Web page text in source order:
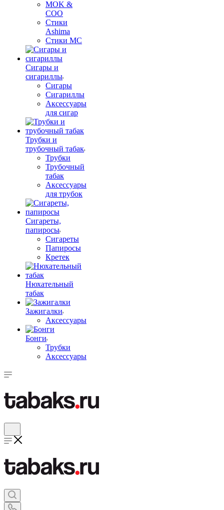
MOK &
COO
Стики
Ashima
Стики MC
Сигары и
сигариллы
Сигары
Сигариллы
Аксессуары
для сигар
Трубки и
трубочный табак
Трубки
Трубочный
табак
Аксессуары
для трубок
Сигареты,
папиросы
Сигареты
Папиросы
Кретек
Нюхательный
табак
Зажигалки
Аксессуары
Бонги
Трубки
Аксессуары